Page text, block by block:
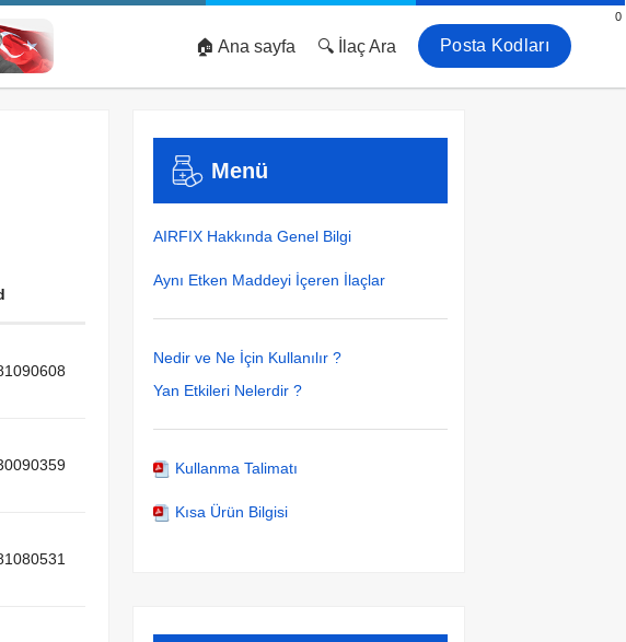
Posta Kodları
🔍 İlaç Ara
🏠 Ana sayfa
Menü
AIRFIX Hakkında Genel Bilgi
Aynı Etken Maddeyi İçeren İlaçlar
Nedir ve Ne İçin Kullanılır ?
Yan Etkileri Nelerdir ?
Kullanma Talimatı
Kısa Ürün Bilgisi
0